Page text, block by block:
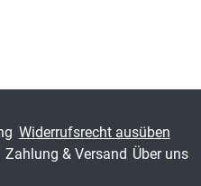
& Medizin
Widerrufsrecht ausüben
Zahlung & Versand Über uns